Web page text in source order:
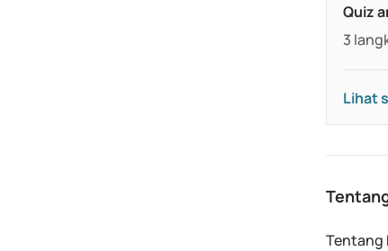
Quiz
.3
Lihat
Tentang